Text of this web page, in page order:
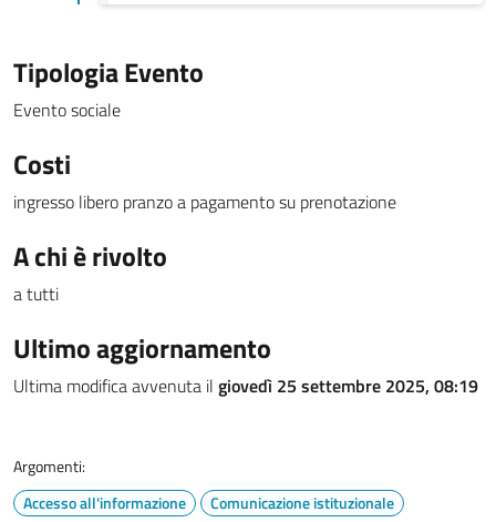
Tipologia Evento
Evento sociale
Costi
ingresso libero pranzo a pagamento su prenotazione
A chi è rivolto
a tutti
Ultimo aggiornamento
Ultima modifica avvenuta il giovedì 25 settembre 2025, 08:19
Argomenti:
Accesso all'informazione
Comunicazione istituzionale